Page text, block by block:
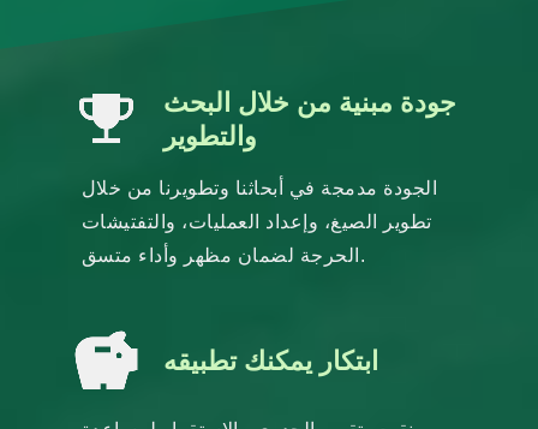
جودة مبنية من خلال البحث
والتطوير
الجودة مدمجة في أبحاثنا وتطويرنا من خلال
تطوير الصيغ، وإعداد العمليات، والتفتيشات
الحرجة لضمان مظهر وأداء متسق.
ابتكار يمكنك تطبيقه